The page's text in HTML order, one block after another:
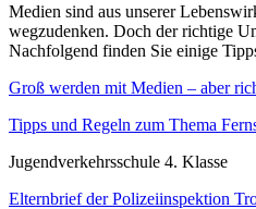
Medien sind aus unserer
wegzudenken. Doch der richtige
Nachfolgend finden Sie einige
Groß werden mit Medien – aber
Tipps und Regeln zum Thema
Jugendverkehrsschule 4. Klasse
Elternbrief der Polizeiinspektion